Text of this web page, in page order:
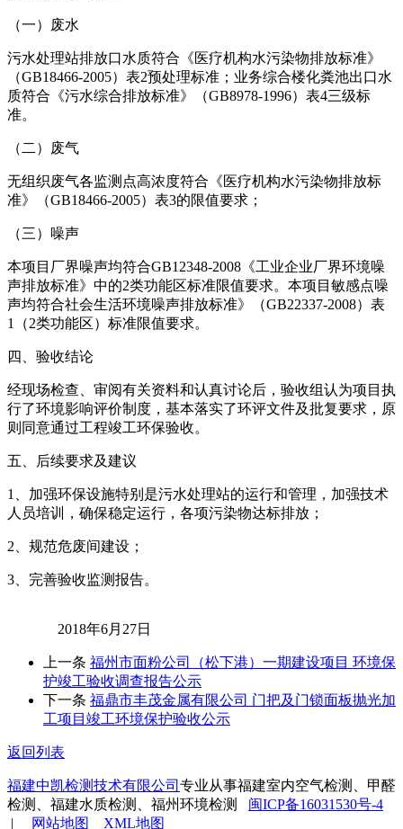
（一）废水
污水处理站排放口水质符合《医疗机构水污染物排放标准》
（GB18466-2005）表2预处理标准；业务综合楼化粪池出口水
质符合《污水综合排放标准》（GB8978-1996）表4三级标
准。
（二）废气
无组织废气各监测点高浓度符合《医疗机构水污染物排放标
准》（GB18466-2005）表3的限值要求；
（三）噪声
本项目厂界噪声均符合GB12348-2008《工业企业厂界环境噪
声排放标准》中的2类功能区标准限值要求。本项目敏感点噪
声均符合社会生活环境噪声排放标准》（GB22337-2008）表
1（2类功能区）标准限值要求。
四、验收结论
经现场检查、审阅有关资料和认真讨论后，验收组认为项目执
行了环境影响评价制度，基本落实了环评文件及批复要求，原
则同意通过工程竣工环保验收。
五、后续要求及建议
1、加强环保设施特别是污水处理站的运行和管理，加强技术
人员培训，确保稳定运行，各项污染物达标排放；
2、规范危废间建设；
3、完善验收监测报告。
2018年6月27日
上一条 福州市面粉公司（松下港）一期建设项目 环境保
护竣工验收调查报告公示
下一条 福鼎市丰茂金属有限公司 门把及门锁面板抛光加
工项目竣工环境保护验收公示
返回列表
福建中凯检测技术有限公司 专业从事福建室内空气检测、甲醛
检测、福建水质检测、福州环境检测 闽ICP备16031530号-4
|
网站地图 XML地图